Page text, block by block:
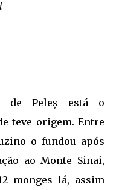
de Peleș está o
teve origem. Entre
o fundou após
ao Monte Sinai,
monges lá, assim